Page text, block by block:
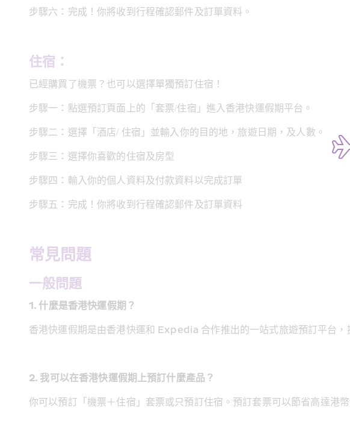
步驟六：完成！你將收到行程確認郵件及訂單資料。
住宿：
已經購買了機票？也可以選擇單獨預訂住宿！
步驟一：點選預訂頁面上的「套票/住宿」進入香港快運假期平台。
步驟二：選擇「酒店/ 住宿」並輸入你的目的地，旅遊日期，及人數。
步驟三：選擇你喜歡的住宿及房型
步驟四：輸入你的個人資料及付款資料以完成訂單
步驟五：完成！你將收到行程確認郵件及訂單資料
常見問題
一般問題
1. 什麼是香港快運假期？
香港快運假期是由香港快運和 Expedia 合作推出的一站式旅遊預訂平台
2. 我可以在香港快運假期上預訂什麼產品？
你可以預訂「機票＋住宿」套票或只預訂住宿。預訂套票可以節省高達港